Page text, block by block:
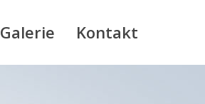
Galerie Kontakt